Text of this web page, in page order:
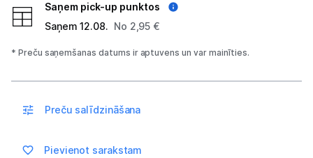
Droni
Dronu aksesuāri
Termosi un termokrūzes
Saņem pick-up punktos
Saņem 12.08. No 2,95 €
* Preču saņemšanas datums ir aptuvens un var mainīties.
Preču salīdzināšana
Pievienot sarakstam